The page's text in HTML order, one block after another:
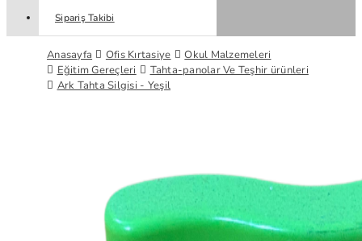
Sipariş Takibi
Anasayfa Ofis Kırtasiye
Okul Malzemeleri
Eğitim Gereçleri
Tahta-panolar Ve Teşhir ürünleri
Ark Tahta Silgisi - Yeşil